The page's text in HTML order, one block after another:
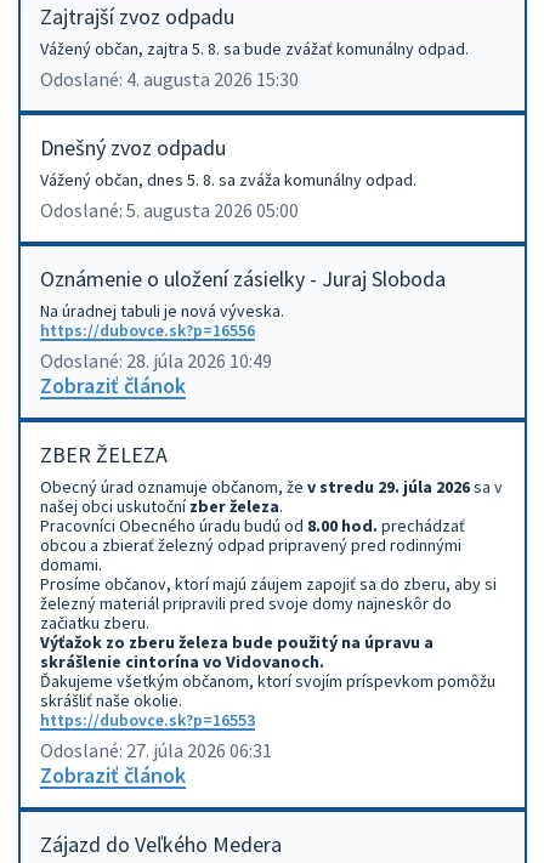
Zajtrajší zvoz odpadu
Vážený občan, zajtra 5. 8. sa bude zvážať komunálny odpad.
Odoslané: 4. augusta 2026 15:30
Dnešný zvoz odpadu
Vážený občan, dnes 5. 8. sa zváža komunálny odpad.
Odoslané: 5. augusta 2026 05:00
Oznámenie o uložení zásielky - Juraj Sloboda
Na úradnej tabuli je nová výveska.
https://dubovce.sk?p=16556
Odoslané: 28. júla 2026 10:49
Zobraziť článok
ZBER ŽELEZA
Obecný úrad oznamuje občanom, že v stredu 29. júla 2026sa v
našej obci uskutočnízber železa.
Pracovníci Obecného úradu budú od 8.00 hod. prechádzať
obcou a zbierať železný odpad pripravený pred rodinnými
domami.
Prosíme občanov, ktorí majú záujem zapojiť sa do zberu, aby si
železný materiál pripravili pred svoje domy najneskôr do
začiatku zberu.
Výťažok zo zberu železa bude použitý na úpravu a
skrášlenie cintorína vo Vidovanoch.
Ďakujeme všetkým občanom, ktorí svojím príspevkom pomôžu
skrášliť naše okolie.
https://dubovce.sk?p=16553
Odoslané: 27. júla 2026 06:31
Zobraziť článok
Zájazd do Veľkého Medera